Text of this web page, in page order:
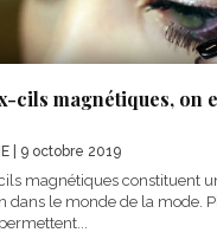
cils magnétiques, on
| 9 octobre 2019
magnétiques constituent
dans le monde de la mode.